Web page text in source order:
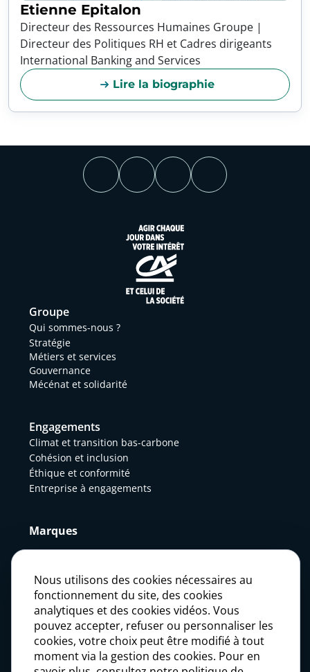
Etienne Epitalon
Directeur des Ressources Humaines Groupe |
Directeur des Politiques RH et Cadres dirigeants
International Banking and Services
Lire la biographie
Groupe
Qui sommes-nous ?
Stratégie
Métiers et services
Gouvernance
Mécénat et solidarité
Engagements
Climat et transition bas-carbone
Cohésion et inclusion
Éthique et conformité
Entreprise à engagements
Marques
Actualités
Presse
Carrières
Nous utilisons des cookies nécessaires au
fonctionnement du site, des cookies
analytiques et des cookies vidéos. Vous
pouvez accepter, refuser ou personnaliser les
cookies, votre choix peut être modifié à tout
moment via la gestion des cookies. Pour en